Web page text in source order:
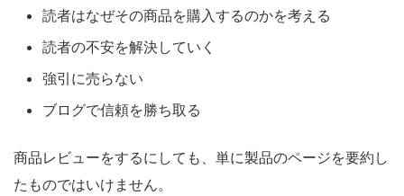
読者はなぜその商品を購入するのかを考える
読者の不安を解決していく
強引に売らない
ブログで信頼を勝ち取る
商品レビューをするにしても、単に製品のページを要約し
たものではいけません。